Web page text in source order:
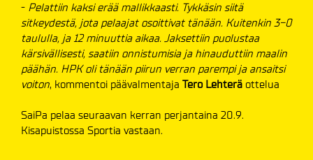
- Pelattiin kaksi erää mallikkaasti. Tykkäsin siitä
sitkeydestä, jota pelaajat osoittivat tänään. Kuitenkin 3-0
taululla, ja 12 minuuttia aikaa. Jaksettiin puolustaa
kärsivällisesti, saatiin onnistumisia ja hinauduttiin maalin
päähän. HPK oli tänään piirun verran parempi ja ansaitsi
voiton, kommentoi päävalmentaja Tero Lehterä ottelua
SaiPa pelaa seuraavan kerran perjantaina 20.9.
Kisapuistossa Sportia vastaan.